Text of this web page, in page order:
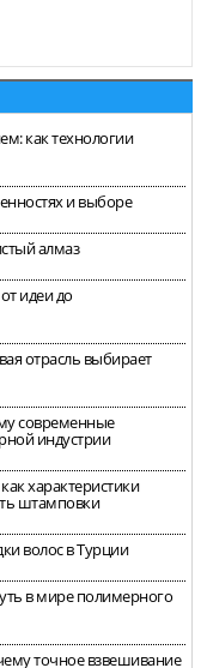
как технологии
и выборе
алмаз
идеи до
отрасль выбирает
современные
индустрии
характеристики
штамповки
волос в Турции
в мире полимерного
точное взвешивание